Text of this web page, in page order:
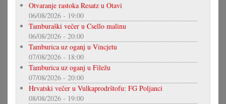
Otvaranje rastoka Resatz u Otavi
06/08/2026 - 19:00
Tamburaški večer u Csello malinu
06/08/2026 - 20:00
Tamburica uz oganj u Vincjetu
07/08/2026 - 18:00
Tamburica uz oganj u Filežu
07/08/2026 - 20:00
Hrvatski večer u Vulkaprodrštofu: FG Poljanci
08/08/2026 - 19:00